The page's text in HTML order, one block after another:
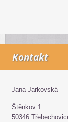
Kontakt
Jana Jarkovská
Štěnkov 1
50346